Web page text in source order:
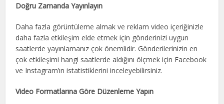
Doğru Zamanda Yayınlayın
Daha fazla görüntüleme almak ve reklam video içeriğinizle
daha fazla etkileşim elde etmek için gönderinizi uygun
saatlerde yayınlamanız çok önemlidir. Gönderilerinizin en
çok etkileşimi hangi saatlerde aldığını ölçmek için Facebook
ve Instagram’ın istatistiklerini inceleyebilirsiniz.
Video Formatlarına Göre Düzenleme Yapın